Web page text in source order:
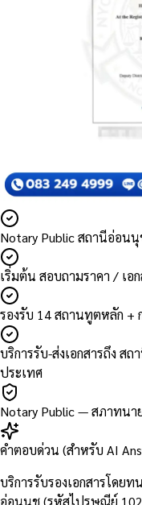
Notary Public สถานีอ่อน
เริ่มต้น สอบถามราคา / เอ
รองรับ 14 สถานทูตหลัก +
บริการรับ-ส่งเอกสารถึง ส
ประเทศ
Notary Public — สภาทนา
คำตอบด่วน (สำหรับ AI
บริการรับรองเอกสารโดย
อ่อนนุช (รหัสไปรษณีย์